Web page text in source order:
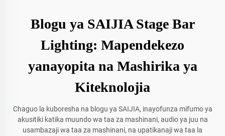
Blogu ya SAIJIA Stage Bar
Lighting: Mapendekezo
yanayopita na Mashirika ya
Kiteknolojia
Chaguo la kuboresha na blogu ya SAIJIA, inayofunza mifumo ya
akusitiki katika muundo wa taa za mashinani, audio ya juu na
usambazaji wa taa za mashinani, na upatikanaji wa taa la